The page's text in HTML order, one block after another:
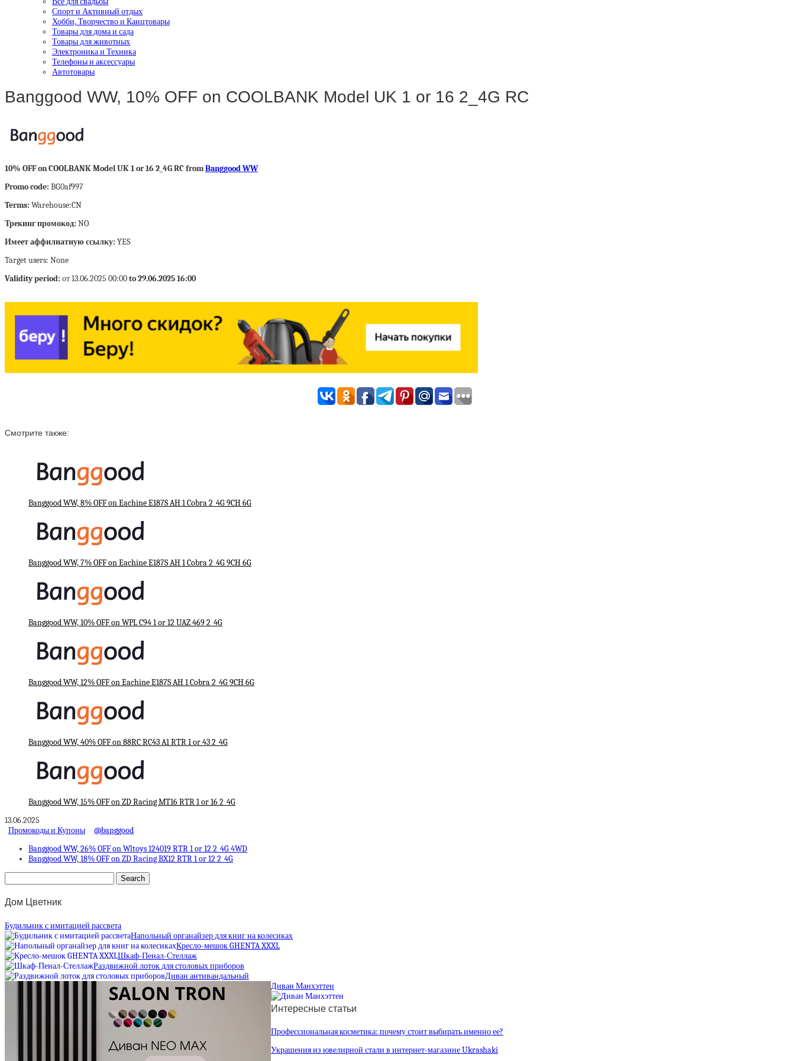
Спорт и Активный отдых
Хобби, Творчество и Канцтовары
Товары для дома и сада
Товары для животных
Электроника и Техника
Телефоны и аксессуары
Автотовары
Banggood WW, 10% OFF on COOLBANK Model UK 1 or 16 2_4G RC
10% OFF on COOLBANK Model UK 1 or 16 2_4G RC fromBanggood WW
Promo code: BG0af997
Terms: Warehouse:CN
Трекинг промокод: NO
Имеет аффилиатную ссылку: YES
Target users: None
Validity period: от 13.06.2025 00:00to 29.06.2025 16:00
Смотрите также:
Banggood WW, 8% OFF on Eachine E187S AH 1 Cobra 2_4G 9CH 6G
Banggood WW, 7% OFF on Eachine E187S AH 1 Cobra 2_4G 9CH 6G
Banggood WW, 10% OFF on WPL C94 1 or 12 UAZ 469 2_4G
Banggood WW, 12% OFF on Eachine E187S AH 1 Cobra 2_4G 9CH 6G
Banggood WW, 40% OFF on 88RC RC43 A1 RTR 1 or 43 2_4G
Banggood WW, 15% OFF on ZD Racing MT16 RTR 1 or 16 2_4G
13.06.2025
Промокоды и Купоны
@banggood
Banggood WW, 26% OFF on Wltoys 124019 RTR 1 or 12 2_4G 4WD
Banggood WW, 18% OFF on ZD Racing BX12 RTR 1 or 12 2_4G
Дом Цветник
Будильник с имитацией рассвета
Напольный органайзер для книг на колесиках
Кресло-мешок GHENTA XXXL
Шкаф-Пенал-Стеллаж
Раздвижной лоток для столовых приборов
Диван антивандальный
Диван Манхэттен
Интересные статьи
Профессиональная косметика: почему стоит выбирать именно ее?
Украшения из ювелирной стали в интернет-магазине Ukrashaki